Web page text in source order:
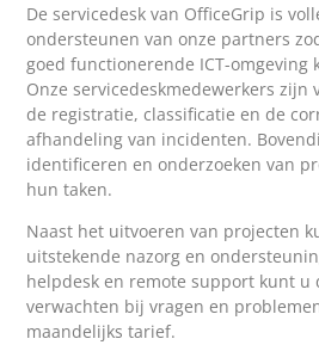
De servicedesk van OfficeGrip is
ondersteunen van onze partners
goed functionerende ICT-omgeving
Onze servicedeskmedewerkers zijn
de registratie, classificatie en de
afhandeling van incidenten.
identificeren en onderzoeken van
hun taken.
Naast het uitvoeren van projecten
uitstekende nazorg en
helpdesk en remote support kunt
verwachten bij vragen en
maandelijks tarief.